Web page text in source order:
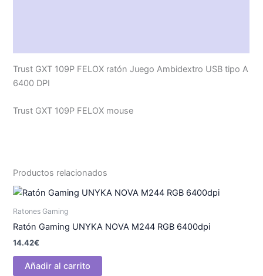
Trust GXT 109P FELOX ratón Juego Ambidextro USB tipo A
6400 DPI
Trust GXT 109P FELOX mouse
Productos relacionados
Ratones Gaming
Ratón Gaming UNYKA NOVA M244 RGB 6400dpi
14.42€
Añadir al carrito